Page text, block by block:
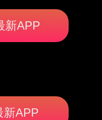
新APP
新APP